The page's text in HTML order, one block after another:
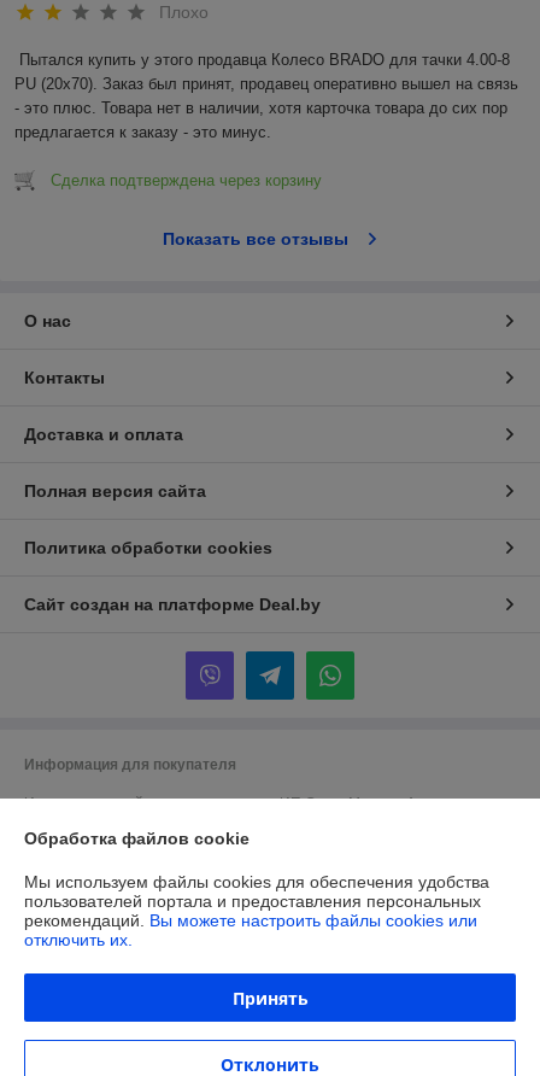
Плохо
Пытался купить у этого продавца Колесо BRADO для тачки 4.00-8
PU (20x70). Заказ был принят, продавец оперативно вышел на связь
- это плюс. Товара нет в наличии, хотя карточка товара до сих пор
предлагается к заказу - это минус.
Сделка подтверждена через корзину
Показать все отзывы
О нас
Контакты
Доставка и оплата
Полная версия сайта
Политика обработки cookies
Сайт создан на платформе Deal.by
Информация для покупателя
Индивидуальный предприниматель:ИП Сачук Марина Анатольевна
Каменка
Регистрационный номер ЕГР: 491570239
УНП: 491570239
комитет
Дата регистрации компании: 01.07.2024
Ссылка на свидетельство/лицензию
Обработка файлов cookie
Мы используем файлы cookies для обеспечения удобства
пользователей портала и предоставления персональных
рекомендаций. Вы можете настроить файлы cookies или
отключить их.
Принять
Отклонить